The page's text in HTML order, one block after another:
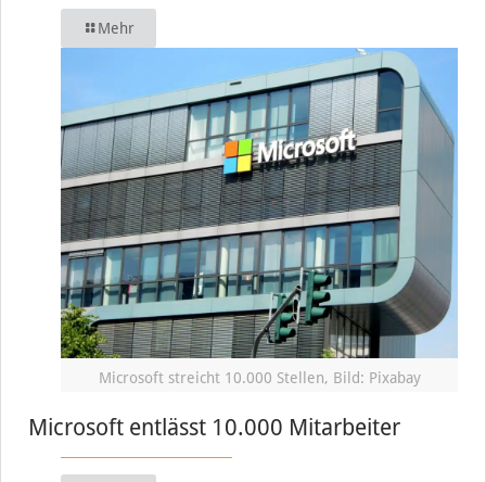
Mehr
Microsoft streicht 10.000 Stellen, Bild: Pixabay
Microsoft entlässt 10.000 Mitarbeiter